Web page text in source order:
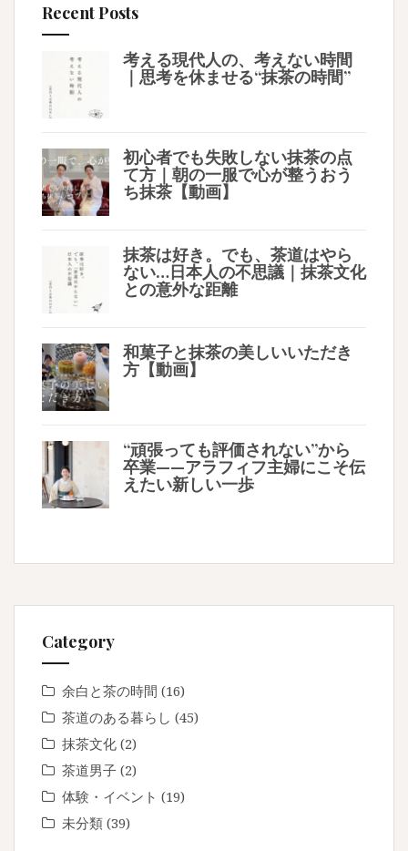
Recent Posts
考える現代人の、考えない時間
｜思考を休ませる“抹茶の時間”
初心者でも失敗しない抹茶の点
て方｜朝の一服で心が整うおう
ち抹茶【動画】
抹茶は好き。でも、茶道はやら
ない…日本人の不思議｜抹茶文化
との意外な距離
和菓子と抹茶の美しいいただき
方【動画】
“頑張っても評価されない”から
卒業——アラフィフ主婦にこそ伝
えたい新しい一歩
Category
余白と茶の時間 (16)
茶道のある暮らし (45)
抹茶文化 (2)
茶道男子 (2)
体験・イベント (19)
未分類 (39)